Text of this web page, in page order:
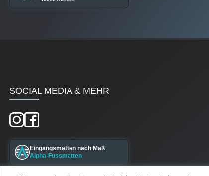
SOCIAL MEDIA & MEHR
Eingangsmatten nach Maß
Alpha-Fussmatten